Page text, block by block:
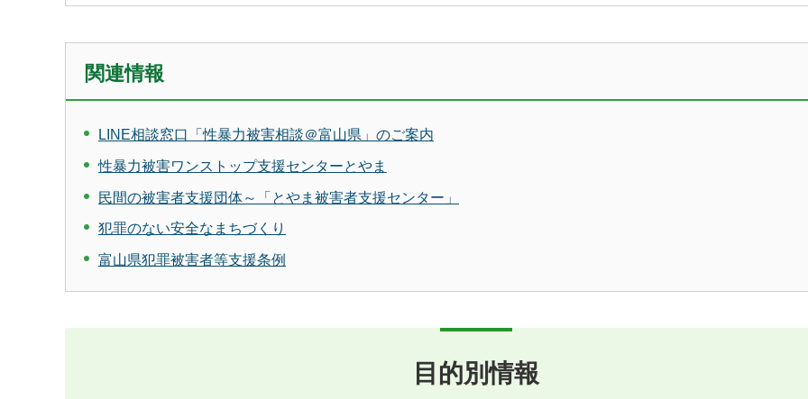
関連情報
LINE相談窓口「性暴力被害相談＠富山県」のご案内
性暴力被害ワンストップ支援センターとやま
民間の被害者支援団体～「とやま被害者支援センター」
犯罪のない安全なまちづくり
富山県犯罪被害者等支援条例
目的別情報